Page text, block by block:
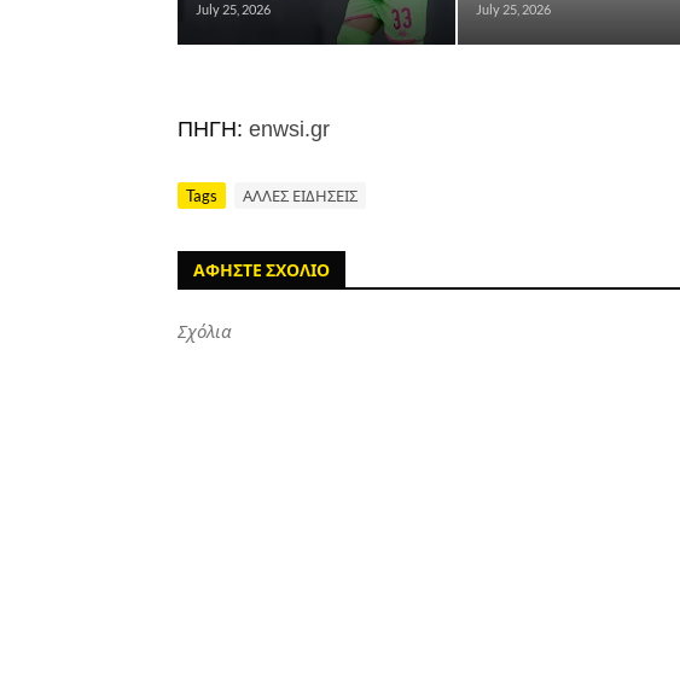
July 25, 2026 July 25, 2026
ΠΗΓΗ: enwsi.gr
Tags ΑΛΛΕΣ ΕΙΔΗΣΕΙΣ
ΑΦΗΣΤΕ ΣΧΟΛΙΟ
Σχόλια